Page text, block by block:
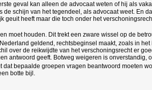
geval kan alleen de advocaat weten of hij als
schijn van het tegendeel, als advocaat weet. En
heeft maar die toch onder het
moet houden. Dit trekt een zware wissel op de
geldend, rechtsbeginsel maakt, zoals in
over de reikwijdte van het verschoningsrecht er
antwoord geeft. Botweg weigeren is onverstandig,
dat bepaalde groepen vragen beantwoord moeten
botte bijl.